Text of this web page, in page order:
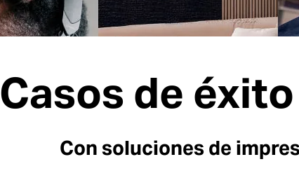
Casos de
Con soluciones de